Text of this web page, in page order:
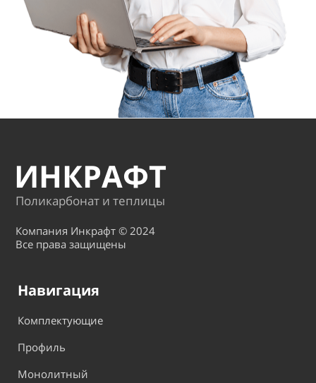
ИНКРАФТ
Поликарбонат и теплицы
Компания Инкрафт © 2024
Все права защищены
Навигация
Комплектующие
Профиль
Монолитный